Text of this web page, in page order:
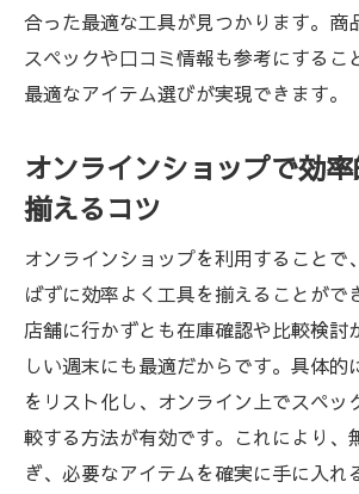
合った最適な工具が見つかります。商
スペックや口コミ情報も参考にするこ
最適なアイテム選びが実現できます。
オンラインショップで効
揃えるコツ
オンラインショップを利用することで
ばずに効率よく工具を揃えることがで
店舗に行かずとも在庫確認や比較検討
しい週末にも最適だからです。具体的
をリスト化し、オンライン上でスペッ
較する方法が有効です。これにより、
ぎ、必要なアイテムを確実に手に入れ